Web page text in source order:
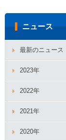
ニュース
最新のニュース
2023年
2022年
2021年
2020年